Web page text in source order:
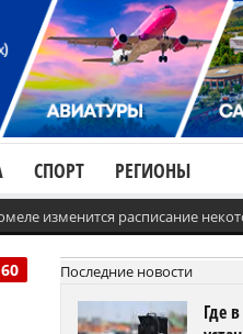
СПОРТ РЕГИОНЫ
изменится расписание
Последние новости
Где